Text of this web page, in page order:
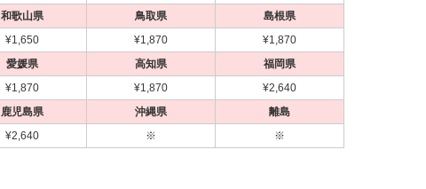
和歌山県 鳥取県
島根県
¥1,650 ¥1,870
¥1,870
愛媛県 高知県
福岡県
¥1,870 ¥1,870
¥2,640
鹿児島県 沖縄県
離島
¥2,640 ※ ※